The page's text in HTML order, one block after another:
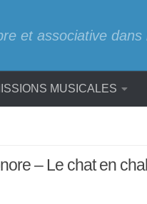
et associative
MUSICALES
– Le chat en